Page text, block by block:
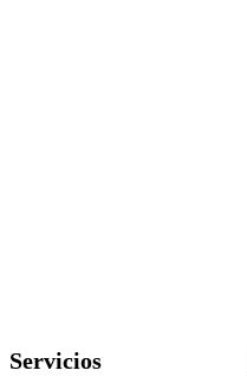
Servicios